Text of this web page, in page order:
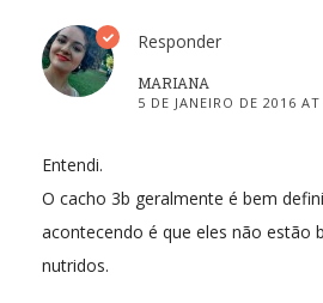
Responder
MARIANA
5 DE JANEIRO DE 2016
Entendi.
O cacho 3b geralmente é bem
acontecendo é que eles não estão
nutridos.